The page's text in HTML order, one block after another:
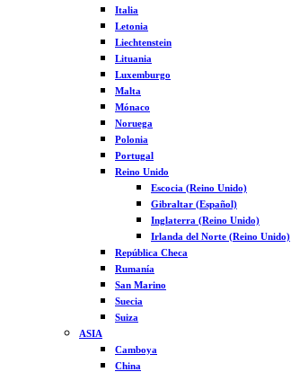
Italia
Letonia
Liechtenstein
Lituania
Luxemburgo
Malta
Mónaco
Noruega
Polonia
Portugal
Reino Unido
Escocia (Reino Unido)
Gibraltar (Español)
Inglaterra (Reino Unido)
Irlanda del Norte (Reino Unido)
República Checa
Rumanía
San Marino
Suecia
Suiza
ASIA
Camboya
China